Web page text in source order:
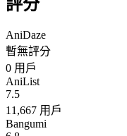
評分
AniDaze
暫無評分
0 用戶
AniList
7.5
11,667 用戶
Bangumi